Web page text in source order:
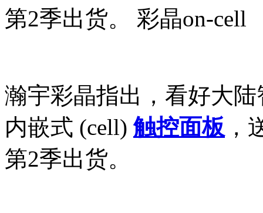
第2季出货。 彩晶on-cell
瀚宇彩晶指出，看好大
内嵌式 (cell)触控面板 ，
第2季出货。